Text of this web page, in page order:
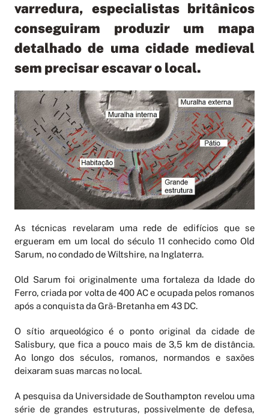
varredura, especialistas britânicos
conseguiram produzir um mapa
detalhado de uma cidade medieval
sem precisar escavar o local.
As técnicas revelaram uma rede de edifícios que se
ergueram em um local do século 11 conhecido como Old
Sarum, no condado de Wiltshire, na Inglaterra.
Old Sarum foi originalmente uma fortaleza da Idade do
Ferro, criada por volta de 400 AC e ocupada pelos romanos
após a conquista da Grã-Bretanha em 43 DC.
O sítio arqueológico é o ponto original da cidade de
Salisbury, que fica a pouco mais de 3,5 km de distância.
Ao longo dos séculos, romanos, normandos e saxões
deixaram suas marcas no local.
A pesquisa da Universidade de Southampton revelou uma
série de grandes estruturas, possivelmente de defesa,